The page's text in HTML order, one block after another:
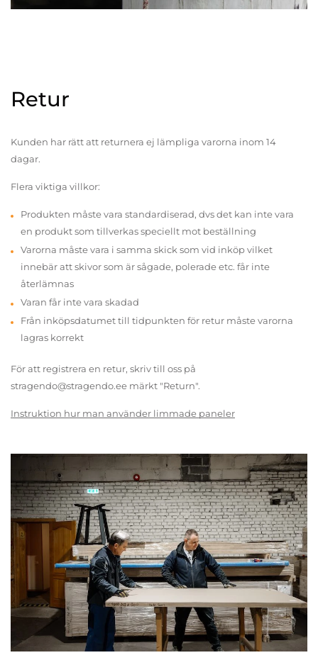
Retur
Kunden har rätt att returnera ej lämpliga varorna inom 14
dagar.
Flera viktiga villkor:
Produkten måste vara standardiserad, dvs det kan inte vara
en produkt som tillverkas speciellt mot beställning
Varorna måste vara i samma skick som vid inköp vilket
innebär att skivor som är sågade, polerade etc. får inte
återlämnas
Varan får inte vara skadad
Från inköpsdatumet till tidpunkten för retur måste varorna
lagras korrekt
För att registrera en retur, skriv till oss på
stragendo@stragendo.ee märkt "Return".
Instruktion hur man använder limmade paneler